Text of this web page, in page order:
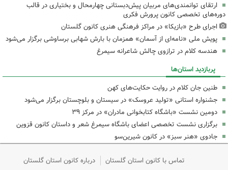
ارتقای توانمندی‌های مربیان پیش‌دبستانی چهارمحال و بختیاری در قالب
دوره‌های تخصصی کانون پرورش فکری
اجرای طرح «بازیکا» در مراکز فرهنگی هنری کانون گلستان
پویش ملی «نامه‌ای از آسمان» همزمان با بارش شهابی برساوشی برگزار می‌شود
هندسه کلام در ترازوی چالش شاعرانه سیمرغ
پربازدید استان‌ها
طنین جان کلام در روایت حکایت‌های کهن
جشنواره استانی «تولید عروسک» در سیستان و بلوچستان برگزار می‌شود
دومین نشست «باشگاه کتابخوانی مادران» در مرکز ۳۹
برگزاری نشست تخصصی اعضای باشگاه سیمرغ شعر و داستان کانون قزوین
جادوی «هنر سبز» در کانون شیرین‌سو
تماس با کانون استان گلستان درباره کانون استان گلستان